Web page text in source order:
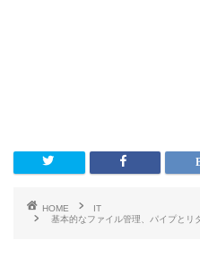
HOME
IT
基本的なファイル管理、パイプとリ